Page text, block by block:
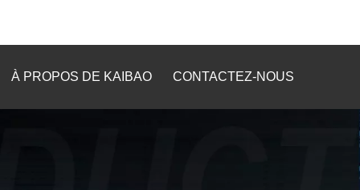
À PROPOS DE KAIBAO CONTACTEZ-NOUS